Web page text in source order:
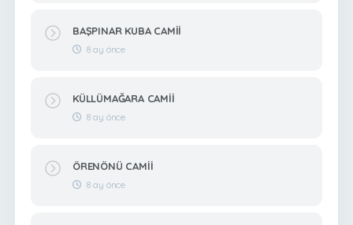
BAŞPINAR KUBA CAMİİ
8 ay önce
KÜLLÜMAĞARA CAMİİ
8 ay önce
ÖRENÖNÜ CAMİİ
8 ay önce